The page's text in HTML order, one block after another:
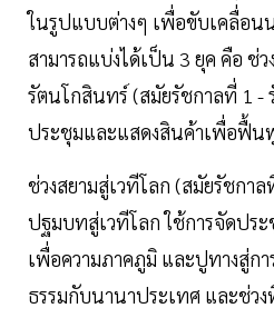
ในรูปแบบต่างๆ เพื่อขับเคลื่อน
สามารถแบ่งได้เป็น 3 ยุค คือ
รัตนโกสินทร์ (สมัยรัชกาลที่ 1 -
ประชุมและแสดงสินค้าเพื่อฟื้น
ช่วงสยามสู่เวทีโลก (สมัยรัชกา
ปฐมบทสู่เวทีโลก ใช้การจัดปร
เพื่อความภาคภูมิ และปูทางสู่
ธรรมกับนานาประเทศ และช่ว